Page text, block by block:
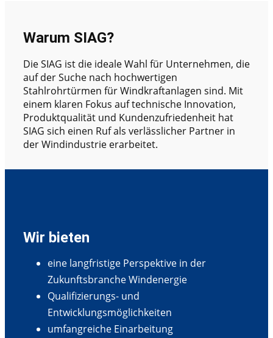
Warum SIAG?
Die SIAG ist die ideale Wahl für Unternehmen, die
auf der Suche nach hochwertigen
Stahlrohrtürmen für Windkraftanlagen sind. Mit
einem klaren Fokus auf technische Innovation,
Produktqualität und Kundenzufriedenheit hat
SIAG sich einen Ruf als verlässlicher Partner in
der Windindustrie erarbeitet.
Wir bieten
eine langfristige Perspektive in der
Zukunftsbranche Windenergie
Qualifizierungs- und
Entwicklungsmöglichkeiten
umfangreiche Einarbeitung